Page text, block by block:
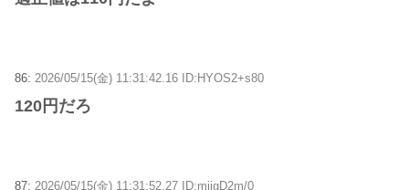
86: 2026/05/15(金) 11:31:42.16 ID:HYOS2+s80
120円だろ
87: 2026/05/15(金) 11:31:52.27 ID:mjjgD2m/0